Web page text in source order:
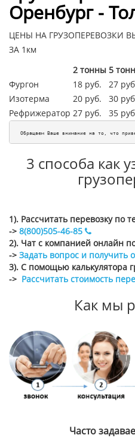
Оренбург -
ЦЕНЫ НА ГРУЗОПЕРЕВОЗКИ
ЗА 1км
2 тонны 5 тонн
Фургон
18 руб. 27
Изотерма
20 руб. 30
Рефрижератор 27 руб. 35
Обращаем Ваше внимание на то, что
3 способа как
1). Рассчитать перевозку по
-> 8(800)505-46-85
2). Чат с компанией онлайн
-> Задать вопрос и получить
3). С помощью калькулятора
-> Рассчитать стоимость
Как мы
Часто